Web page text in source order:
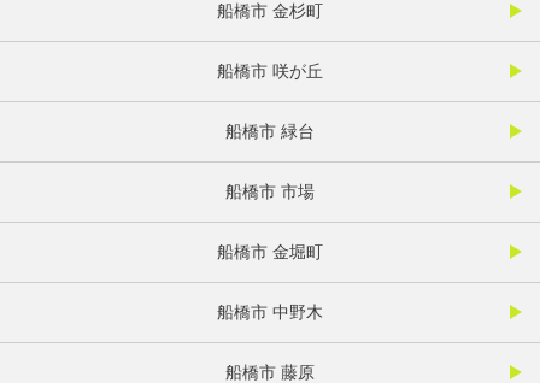
船橋市 金杉町
船橋市 咲が丘
船橋市 緑台
船橋市 市場
船橋市 金堀町
船橋市 中野木
船橋市 藤原